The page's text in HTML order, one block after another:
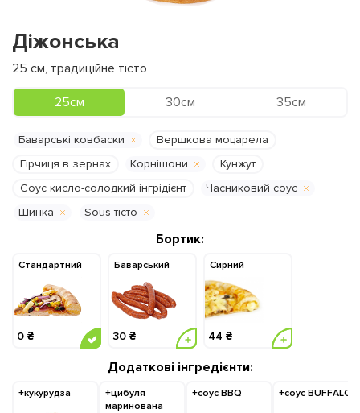
Діжонська
25 см, традиційне тісто
25см 30см 35см
Баварські ковбаски
Вершкова моцарела
Гірчиця в зернах
Корнішони
Кунжут
Соус кисло-солодкий інгрідієнт
Часниковий соус
Шинка
Sous тісто
Бортик:
Стандартний
0 ₴
Баварський
30 ₴
Cирний
44 ₴
Додаткові інгредієнти:
+кукурудза
+цибуля
маринована
+соус BBQ +соус BUFFALO